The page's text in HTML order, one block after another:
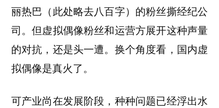
丽热巴（此处略去八百字）的粉丝撕经纪公
司。但虚拟偶像粉丝和运营方展开这种声量
的对抗，还是头一遭。换个角度看，国内虚
拟偶像是真火了。
可产业尚在发展阶段，种种问题已经浮出水